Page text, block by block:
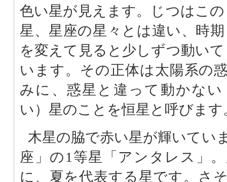
色い星が見えます。じつはこの
星、星座の星々とは違い、時期
を変えて見ると少しずつ動いて
います。その正体は太陽系の
みに、惑星と違って動かな
い）星のことを恒星と呼びます
木星の脇で赤い星が輝いてい
座」の1等星「アンタレス」
に、夏を代表する星です。さ